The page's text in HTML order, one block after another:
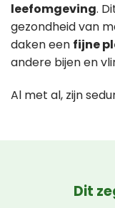
leefomgeving.
gezondheid van
daken een fijne
andere bijen en
Al met al, zijn
Dit